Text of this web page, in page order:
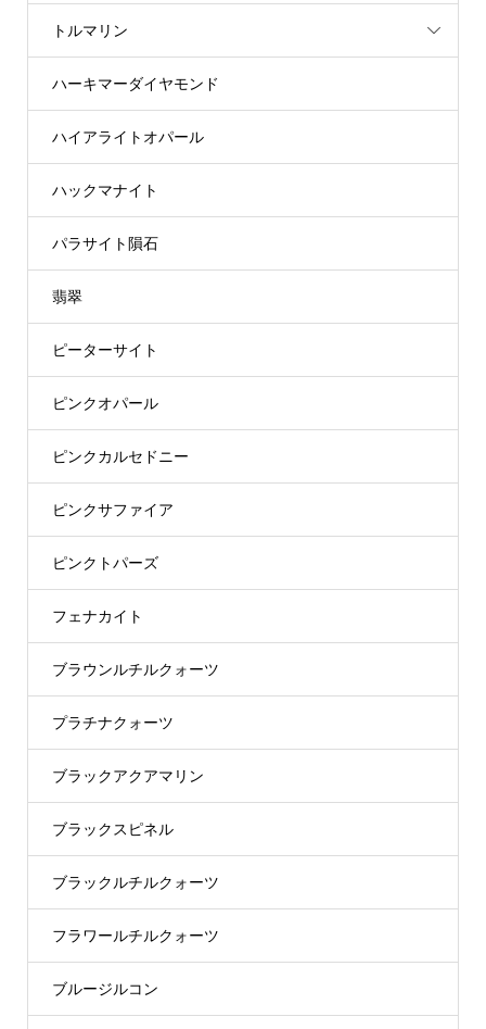
トルマリン
ハーキマーダイヤモンド
ハイアライトオパール
ハックマナイト
パラサイト隕石
翡翠
ピーターサイト
ピンクオパール
ピンクカルセドニー
ピンクサファイア
ピンクトパーズ
フェナカイト
ブラウンルチルクォーツ
プラチナクォーツ
ブラックアクアマリン
ブラックスピネル
ブラックルチルクォーツ
フラワールチルクォーツ
ブルージルコン